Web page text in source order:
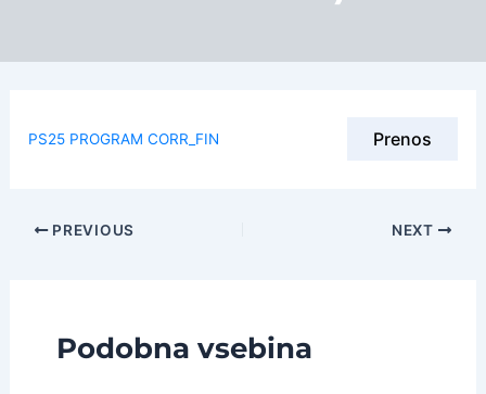
PS25 PROGRAM CORR_FIN Prenos
PostPREVIOUS NEXT
Podobna vsebina